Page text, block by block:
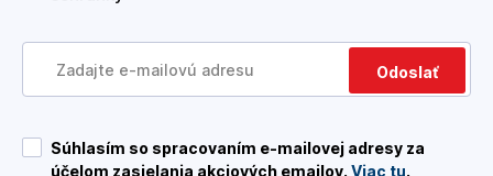
Odoslať
Súhlasím so spracovaním e-mailovej adresy za
účelom zasielania akciových emailov. Viac tu.